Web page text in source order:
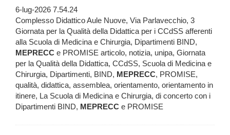
6-lug-2026 7.54.24
Complesso Didattico Aule Nuove, Via Parlavecchio, 3
Giornata per la Qualità della Didattica per i CCdSS afferenti
alla Scuola di Medicina e Chirurgia, Dipartimenti BIND,
MEPRECC e PROMISE articolo, notizia, unipa, Giornata
per la Qualità della Didattica, CCdSS, Scuola di Medicina e
Chirurgia, Dipartimenti, BIND, MEPRECC, PROMISE,
qualità, didattica, assemblea, orientamento, orientamento in
itinere, La Scuola di Medicina e Chirurgia, di concerto con i
Dipartimenti BIND, MEPRECC e PROMISE